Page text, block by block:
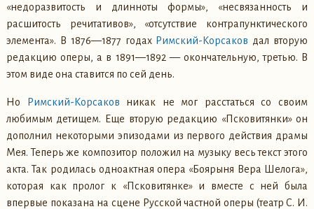
«недоразвитость и длинноты формы», «несвязанность и
расшитость речитативов», «отсутствие контрапунктического
элемента». В 1876—1877 годах Римский-Корсаков дал вторую
редакцию оперы, а в 1891—1892 — окончательную, третью. В
этом виде она ставится по сей день.
Но Римский-Корсаков никак не мог расстаться со своим
любимым детищем. Еще вторую редакцию «Псковитянки» он
дополнил некоторыми эпизодами из первого действия драмы
Мея. Теперь же композитор положил на музыку весь текст этого
акта. Так родилась одноактная опера «Боярыня Вера Шелога»,
которая как пролог к «Псковитянке» и вместе с ней была
впервые показана на сцене Русской частной оперы (театр С. И.